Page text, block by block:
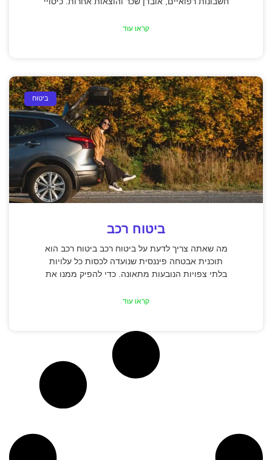
קראו עוד
ביטוח
ביטוח רכב
מה שאתה צריך לדעת על ביטוח רכב ביטוח רכב הוא
תוכנית אבטחה פיננסית שנועדה לכסות כל עלויות
בלתי צפויות הנובעות מתאונה. כדי להפיק ממנו את
קראו עוד